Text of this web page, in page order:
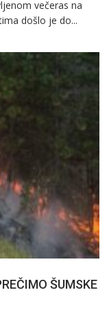
večeras na
došlo je do...
ŠUMSKE